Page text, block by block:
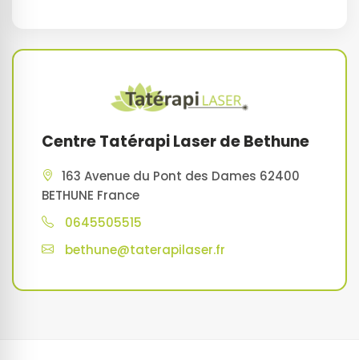
Centre Tatérapi Laser de Bethune
163 Avenue du Pont des Dames 62400
BETHUNE France
0645505515
bethune@taterapilaser.fr